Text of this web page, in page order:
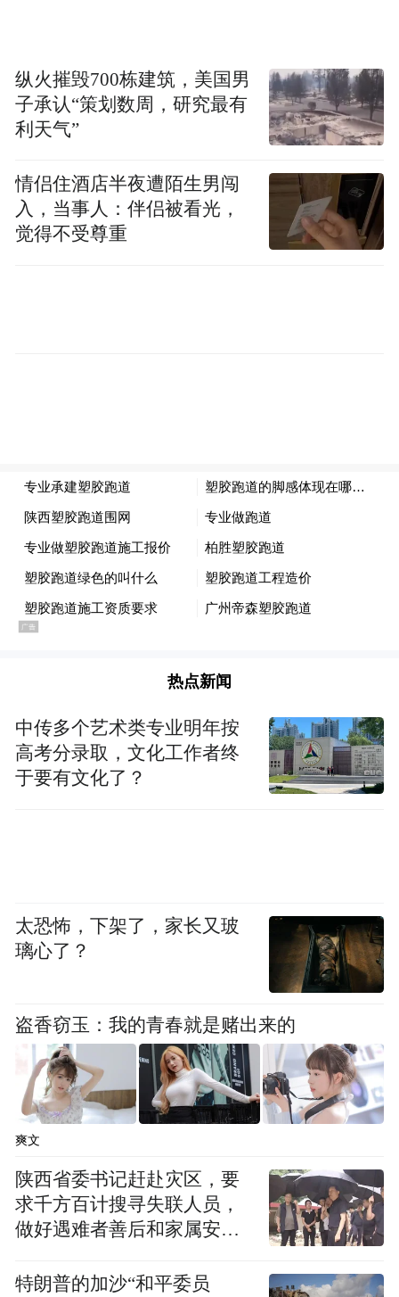
几步，就走出了一条几米长的痕迹，而且麦
田的边缘都被踩秃了。有的石像在麦田里，
有些人为了凑近拍，在麦田里踩出了一条
路。”
李先生说，5月27日，他在路上走，因为身上
带着相机，被一个老奶奶上前提醒不要踩麦
图/受访者提供。
6月3日，巩义市文物局的工作人员告诉记
者，这两天有媒体来到巩义宋陵拍摄宣传
片，也有众多游客慕名而来，6月2日现场有
纵火摧毁700栋建筑，美国男
子承认“策划数周，研究最有
利天气”
情侣住酒店半夜遭陌生男闯
入，当事人：伴侣被看光，
觉得不受尊重
热点新闻
中传多个艺术类专业明年按
高考分录取，文化工作者终
于要有文化了？
太恐怖，下架了，家长又玻
璃心了？
盗香窃玉：我的青春就是赌出来的
爽文
陕西省委书记赶赴灾区，要
求千方百计搜寻失联人员，
做好遇难者善后和家属安抚
特朗普的加沙“和平委员